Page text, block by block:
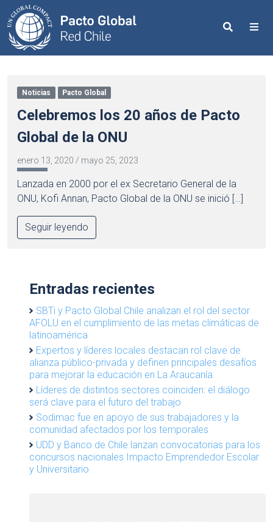
Search
Noticias Pacto Global
Celebremos los 20 años de Pacto
Global de la ONU
enero 13, 2020 / mayo 25, 2023
Lanzada en 2000 por el ex Secretario General de la
ONU, Kofi Annan, Pacto Global de la ONU se inició […]
Seguir leyendo
Entradas recientes
SBTi y Pacto Global Chile analizan el rol del sector
AFOLU en el cumplimiento de las metas climáticas de
latinoamérica
Expertos y líderes locales destacan rol clave de
alianza público-privada y definen principales desafíos
para mejorar la educación en La Araucanía
Líderes de distintos sectores coinciden: el diálogo
será clave para el futuro del trabajo
Sodimac fue en apoyo de sus trabajadores y la
comunidad afectados por los temporales
UDD y Banco de Chile lanzan convocatorias para los
concursos nacionales Impacto Emprendedor Escolar
y Universitario